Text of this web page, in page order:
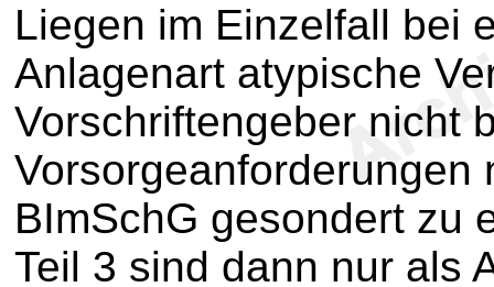
Liegen im Einzelfall bei
Anlagenart atypische
Vorschriftengeber nicht
BImSchG gesondert zu
Teil 3 sind dann nur als